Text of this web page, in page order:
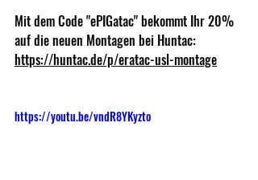
Mit dem Code "ePIGatac" bekommt Ihr 20%
auf die neuen Montagen bei Huntac:
https://huntac.de/p/eratac-usl-montage
https://youtu.be/vndR8YKyzto